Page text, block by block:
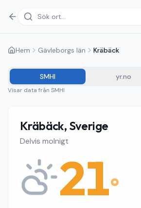
Hem Gävleborgs län Kräbäck
SMHI yr.no
Visar data från SMHI
Kräbäck, Sverige
Delvis molnigt
21°